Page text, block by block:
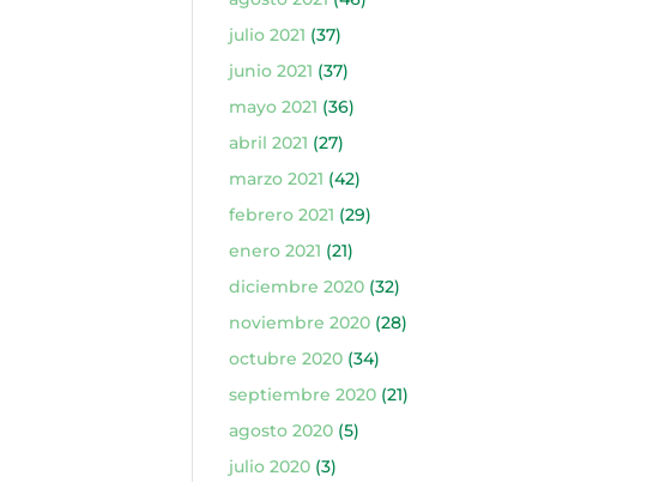
julio 2021 (37)
junio 2021 (37)
mayo 2021 (36)
abril 2021 (27)
marzo 2021 (42)
febrero 2021 (29)
enero 2021 (21)
diciembre 2020(32)
noviembre 2020(28)
octubre 2020(34)
septiembre 2020(21)
agosto 2020(5)
julio 2020(3)